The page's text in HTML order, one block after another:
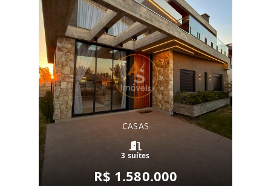
CASAS
3 suítes
R$ 1.580.000